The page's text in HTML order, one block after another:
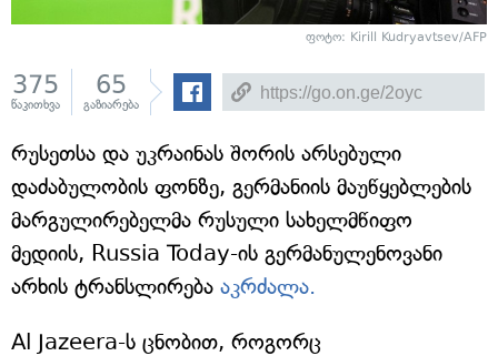
ფოტო: Kirill Kudryavtsev/AFP
375
წაკითხვა
65
გაზიარება
რუსეთსა და უკრაინას შორის არსებული
დაძაბულობის ფონზე, გერმანიის მაუწყებლების
მარგულირებელმა რუსული სახელმწიფო
მედიის, Russia Today-ის გერმანულენოვანი
არხის ტრანსლირება აკრძალა.
Al Jazeera-ს ცნობით, როგორც